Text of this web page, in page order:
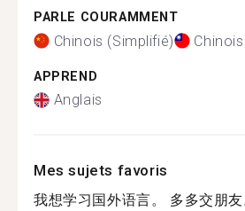
PARLE COURAMMENT
Chinois (Simplifié)
APPREND
Anglais
Mes sujets favoris
我想学习国外语言。 多多交朋